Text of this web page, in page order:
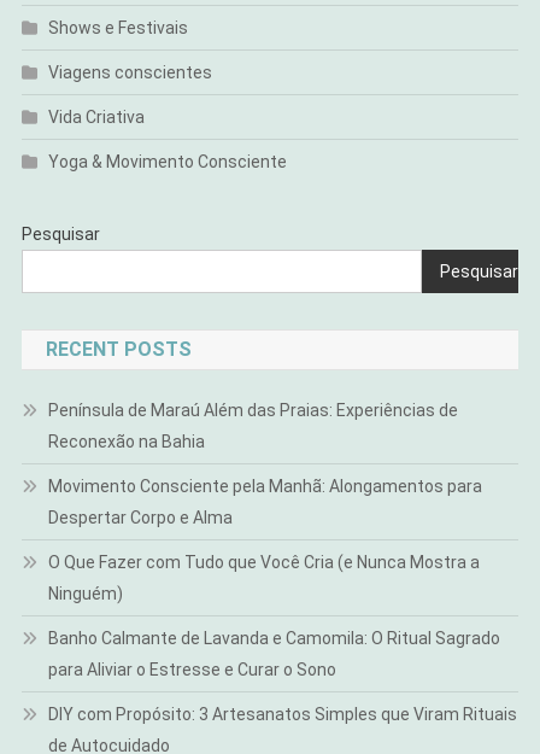
Shows e Festivais
Viagens conscientes
Vida Criativa
Yoga & Movimento Consciente
Pesquisar
Pesquisar
RECENT POSTS
Península de Maraú Além das Praias: Experiências de
Reconexão na Bahia
Movimento Consciente pela Manhã: Alongamentos para
Despertar Corpo e Alma
O Que Fazer com Tudo que Você Cria (e Nunca Mostra a
Ninguém)
Banho Calmante de Lavanda e Camomila: O Ritual Sagrado
para Aliviar o Estresse e Curar o Sono
DIY com Propósito: 3 Artesanatos Simples que Viram Rituais
de Autocuidado